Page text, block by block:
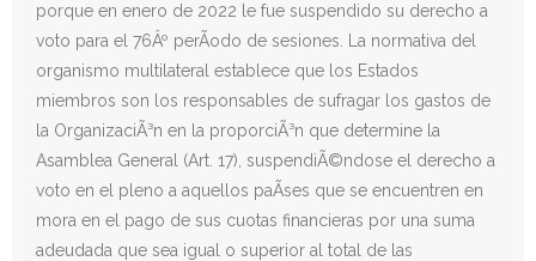
Contacto
Documentación
Donativos
porque en enero de 2022 le fue suspendido su derecho a
voto para el 76Âº perÃ­odo de sesiones. La normativa del
organismo multilateral establece que los Estados
miembros son los responsables de sufragar los gastos de
la OrganizaciÃ³n en la proporciÃ³n que determine la
Asamblea General (Art. 17), suspendiÃ©ndose el derecho a
voto en el pleno a aquellos paÃ­ses que se encuentren en
mora en el pago de sus cuotas financieras por una suma
adeudada que sea igual o superior al total de las